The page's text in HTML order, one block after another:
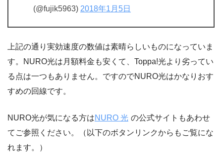
(@fujik5963) 2018年1月5日
上記の通り実効速度の数値は素晴らしいものになっていま
す。NURO光は月額料金も安くて、Toppa!光より劣ってい
る点は一つもありません。ですのでNURO光はかなりおす
すめの回線です。
NURO光が気になる方はNURO 光 の公式サイトもあわせ
てご参照ください。（以下のボタンリンクからもご覧にな
れます。）